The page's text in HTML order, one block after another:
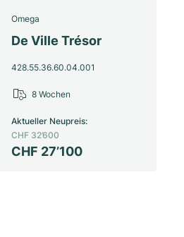
Omega
De Ville Trésor
428.55.36.60.04.001
CHF 27’100
Aktueller Neupreis:
CHF 32’600
8 Wochen